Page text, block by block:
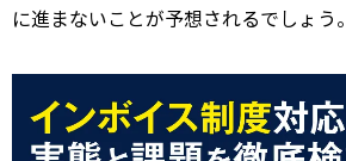
に進まないことが予想されるでしょう。